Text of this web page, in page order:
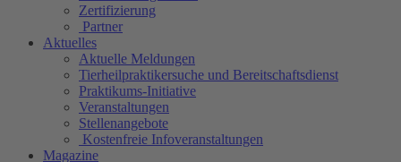
Zertifizierung
Partner
Aktuelles
Aktuelle Meldungen
Tierheilpraktikersuche und Bereitschaftsdienst
Praktikums-Initiative
Veranstaltungen
Stellenangebote
Kostenfreie Infoveranstaltungen
Magazine